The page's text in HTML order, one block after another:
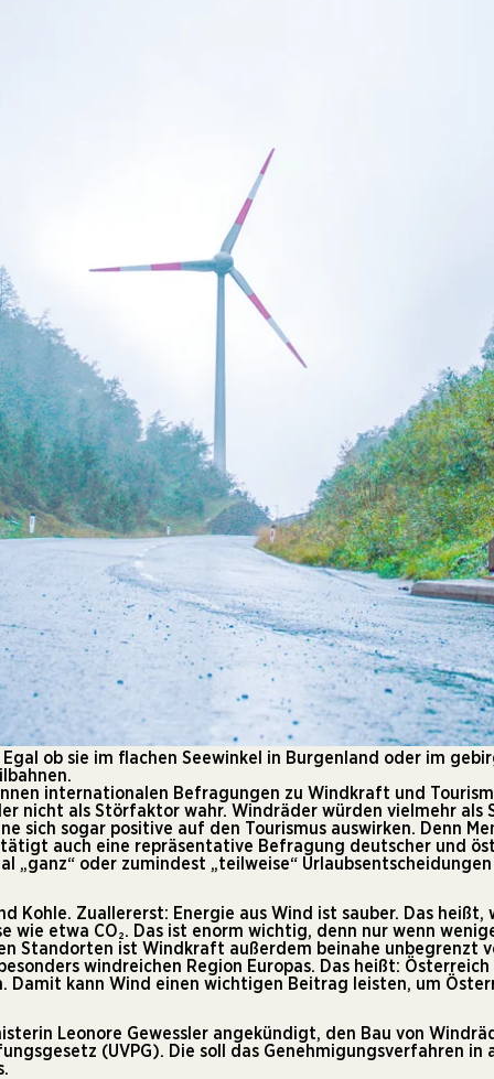
ob sie im flachen Seewinkel in Burgenland oder im
internationalen Befragungen zu Windkraft und
nicht als Störfaktor wahr. Windräder würden vielmehr
sich sogar positive auf den Tourismus auswirken. Denn
auch eine repräsentative Befragung deutscher und
„ganz“ oder zumindest „teilweise“
Kohle. Zuallererst: Energie aus Wind ist sauber. Das
wie etwa CO₂. Das ist enorm wichtig, denn nur wenn
Standorten ist Windkraft außerdem beinahe unbegrenzt
windreichen Region Europas. Das heißt:
Damit kann Wind einen wichtigen Beitrag leisten, um
Leonore Gewessler angekündigt, den Bau von
(UVPG). Die soll das Genehmigungsverfahren